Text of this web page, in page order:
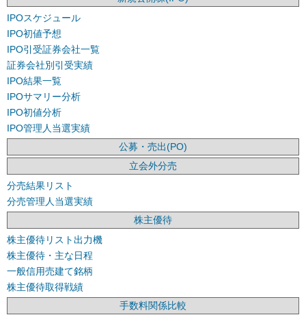
IPOスケジュール
IPO初値予想
IPO引受証券会社一覧
証券会社別引受実績
IPO結果一覧
IPOサマリー分析
IPO初値分析
IPO管理人当選実績
公募・売出(PO)
立会外分売
分売結果リスト
分売管理人当選実績
株主優待
株主優待リスト出力機
株主優待・主な日程
一般信用売建て銘柄
株主優待取得戦績
手数料関係比較